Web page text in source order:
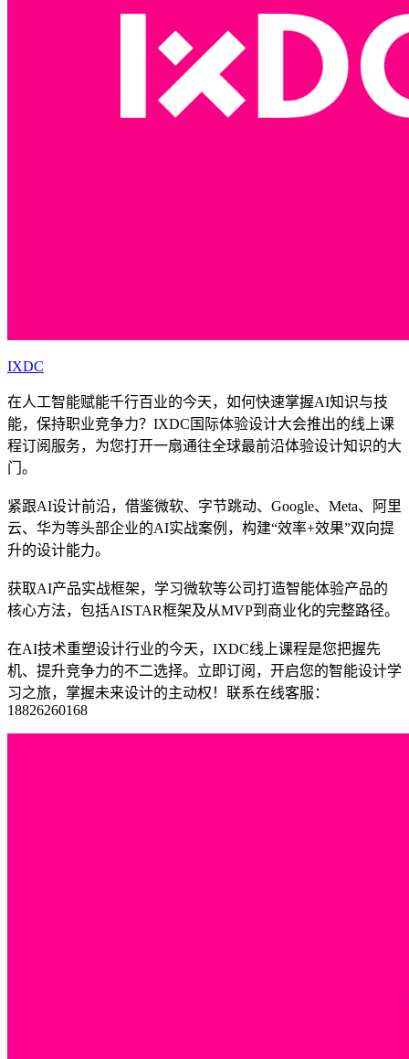
IXDC
在人工智能赋能千行百业的今天，如何快速掌握AI知识与技
能，保持职业竞争力？IXDC国际体验设计大会推出的线上课
程订阅服务，为您打开一扇通往全球最前沿体验设计知识的大
门。
紧跟AI设计前沿，借鉴微软、字节跳动、Google、Meta、阿里
云、华为等头部企业的AI实战案例，构建“效率+效果”双向提
升的设计能力。
获取AI产品实战框架，学习微软等公司打造智能体验产品的
核心方法，包括AISTAR框架及从MVP到商业化的完整路径。
在AI技术重塑设计行业的今天，IXDC线上课程是您把握先
机、提升竞争力的不二选择。立即订阅，开启您的智能设计学
习之旅，掌握未来设计的主动权！联系在线客服：
18826260168